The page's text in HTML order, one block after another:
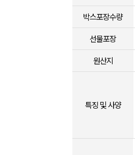
박스포장수량
선물포장
원산지
특징 및 사양